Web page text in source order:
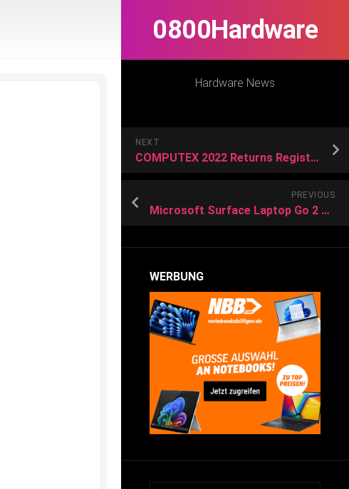
0800Hardware
Hardware News
NEXT
COMPUTEX 2022 Returns Registration is Now Open to Buyers Worldwide
PREVIOUS
Microsoft Surface Laptop Go 2 soll noch in dieser Jahreshälfte erscheinen
WERBUNG